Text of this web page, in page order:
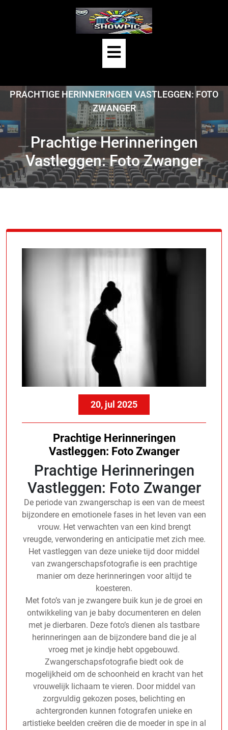
Open
Button
PRACHTIGE HERINNERINGEN VASTLEGGEN: FOTO
ZWANGER
Prachtige Herinneringen
Vastleggen: Foto Zwanger
20, jul 2025
Prachtige Herinneringen
Vastleggen: Foto Zwanger
Prachtige Herinneringen
Vastleggen: Foto Zwanger
De periode van zwangerschap is een van de meest
bijzondere en emotionele fases in het leven van een
vrouw. Het verwachten van een kind brengt
vreugde, verwondering en anticipatie met zich mee.
Het vastleggen van deze unieke tijd door middel
van zwangerschapsfotografie is een prachtige
manier om deze herinneringen voor altijd te
koesteren.
Met foto’s van je zwangere buik kun je de groei en
ontwikkeling van je baby documenteren en delen
met je dierbaren. Deze foto’s dienen als tastbare
herinneringen aan de bijzondere band die je al
vroeg met je kindje hebt opgebouwd.
Zwangerschapsfotografie biedt ook de
mogelijkheid om de schoonheid en kracht van het
vrouwelijk lichaam te vieren. Door middel van
zorgvuldig gekozen poses, belichting en
achtergronden kunnen fotografen unieke en
artistieke beelden creëren die de moeder in spe in al